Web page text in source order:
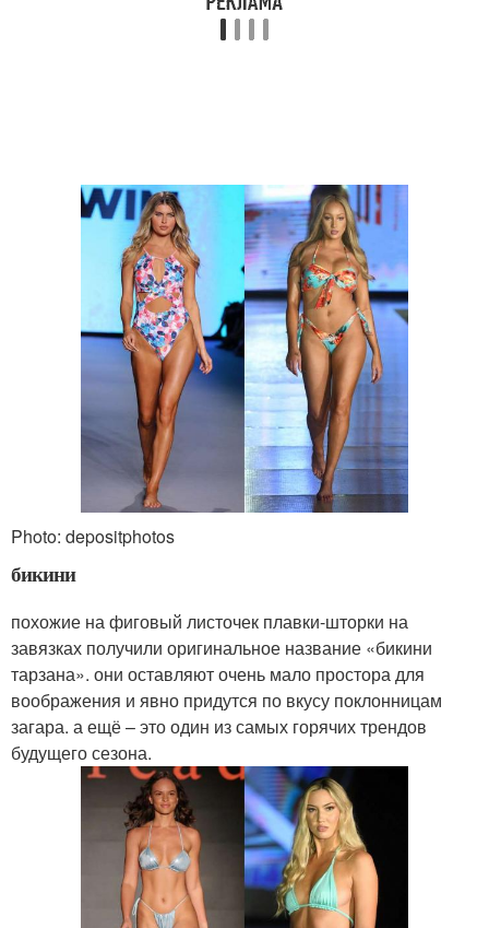
Photo: depositphotos
бикини
похожие на фиговый листочек плавки-шторки на
завязках получили оригинальное название «бикини
тарзана». они оставляют очень мало простора для
воображения и явно придутся по вкусу поклонницам
загара. а ещё – это один из самых горячих трендов
будущего сезона.